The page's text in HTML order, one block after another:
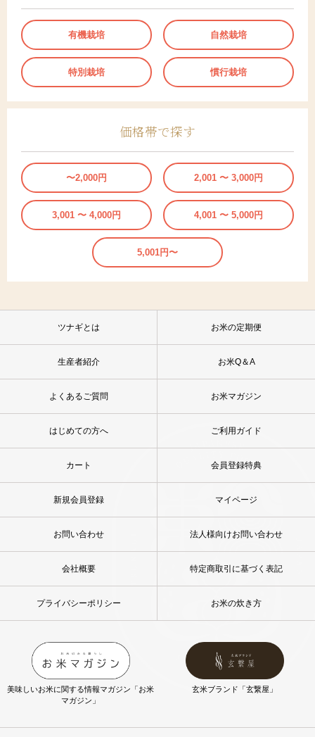
有機栽培 自然栽培
特別栽培 慣行栽培
価格帯で探す
〜2,000円 2,001 〜 3,000円
3,001 〜 4,000円 4,001 〜 5,000円
5,001円〜
ツナギとは お米の定期便
生産者紹介 お米Q＆A
よくあるご質問 お米マガジン
はじめての方へ ご利用ガイド
カート 会員登録特典
新規会員登録 マイページ
お問い合わせ 法人様向けお問い合わせ
会社概要 特定商取引に基づく表記
プライバシーポリシー お米の炊き方
美味しいお米に関する情報マガジン「お米
マガジン」
玄米ブランド「玄繋屋」